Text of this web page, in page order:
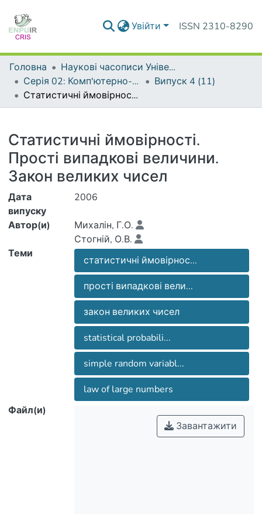
Увійти ISSN 2310-8290
Головна
Наукові часописи Університету
Серія 02: Комп'ютерно-орієнтовані системи навчання
Випуск 4 (11)
Статистичні ймовірності. Прості випадкові величини. Закон великих чисел
Статистичні ймовірності.
Прості випадкові величини.
Закон великих чисел
Дата
випуску
2006
Автор(и)
Михалін, Г.О.
Стогній, О.В.
Теми
статистичні ймовірнос...
прості випадкові вели...
закон великих чисел
statistical probabili...
simple random variabl...
law of large numbers
Файл(и)
Завантажити